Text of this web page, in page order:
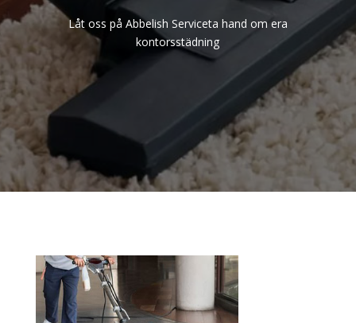
Låt oss på Abbelish Serviceta hand om era
kontorsstädning